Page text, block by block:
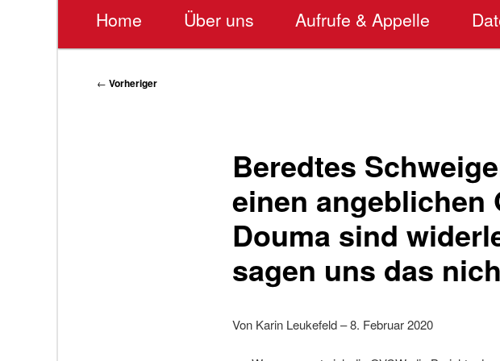
Home Über uns Aufrufe & Appelle
Beitragsnavigation
← Vorheriger
Beredtes
einen
Douma sind
sagen uns das
Von Karin Leukefeld – 8. Februar 2020